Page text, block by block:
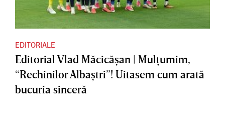
EDITORIALE
Editorial Vlad Măcicăşan | Mulţumim,
“Rechinilor Albaştri”! Uitasem cum arată
bucuria sinceră